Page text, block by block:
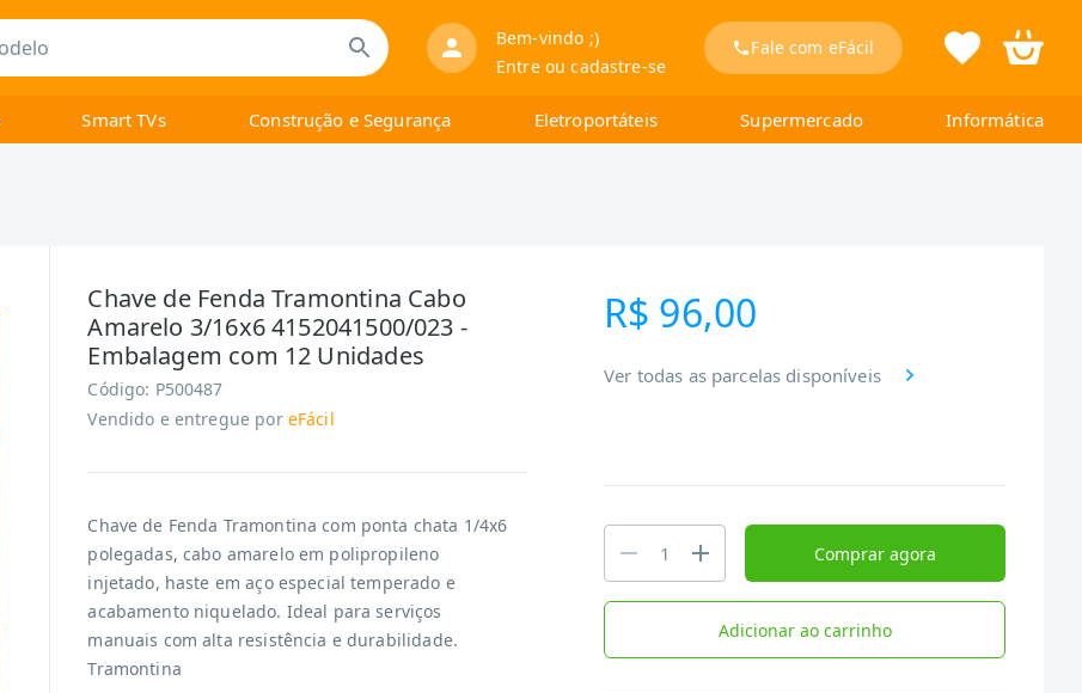
Bem-vindo ;)
Entre ou cadastre-se
Fale com eFácil
Smart TVs Construção e Segurança Eletroportáteis Supermercado Informática
Chave de Fenda Tramontina Cabo
Amarelo 3/16x6 4152041500/023 -
Embalagem com 12 Unidades
Código: P500487
Vendido e entregue por eFácil
Chave de Fenda Tramontina com ponta chata 1/4x6
polegadas, cabo amarelo em polipropileno
injetado, haste em aço especial temperado e
acabamento niquelado. Ideal para serviços
manuais com alta resistência e durabilidade.
Tramontina
R$ 96,00
Ver todas as parcelas disponíveis
Comprar agora
Adicionar ao carrinho